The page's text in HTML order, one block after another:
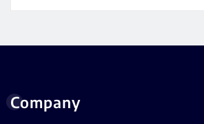
Company